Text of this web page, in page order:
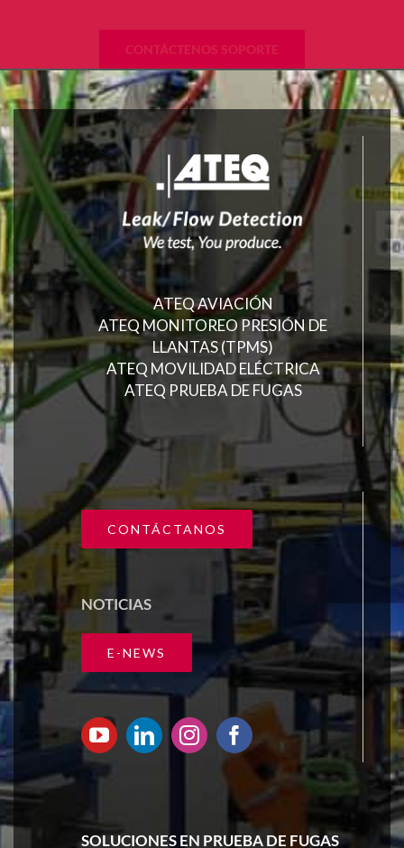
CONTÁCTENOS SOPORTE
ATEQ AVIACIÓN
ATEQ MONITOREO PRESIÓN DE
LLANTAS (TPMS)
ATEQ MOVILIDAD ELÉCTRICA
ATEQ PRUEBA DE FUGAS
CONTÁCTANOS
NOTICIAS
E-NEWS
SOLUCIONES EN PRUEBA DE FUGAS